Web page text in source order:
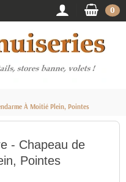
0
À Moitié Plein, Pointes
- Chapeau de
Pointes